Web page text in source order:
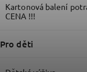
Kartonová balení
CENA !!!
Pro děti